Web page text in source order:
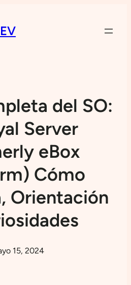
del SO:
Server
eBox
Cómo
Orientación
15, 2024